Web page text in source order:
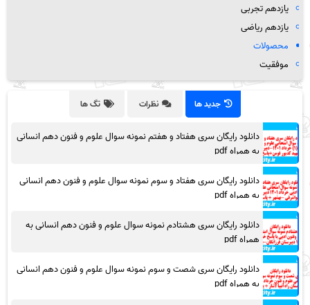
یازدهم تجربی
یازدهم ریاضی
محصولات
موفقیت
جدید ها نظرات تگ ها
دانلود رایگان سری هفتاد و هفتم نمونه سوال علوم و فنون دهم انسانی
به همراه pdf
دانلود رایگان سری هفتاد و سوم نمونه سوال علوم و فنون دهم انسانی
به همراه pdf
دانلود رایگان سری هشتادم نمونه سوال علوم و فنون دهم انسانی به
همراه pdf
دانلود رایگان سری شصت و سوم نمونه سوال علوم و فنون دهم انسانی
به همراه pdf